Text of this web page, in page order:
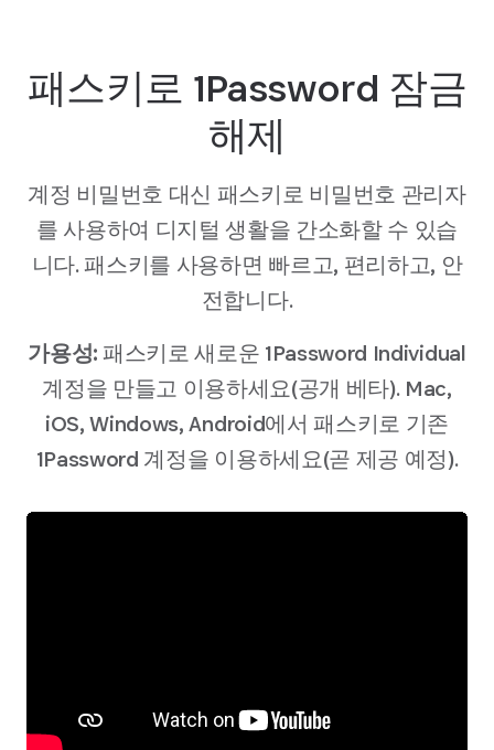
패스키로 1Password 잠금
해제
계정 비밀번호 대신 패스키로 비밀번호 관리자
를 사용하여 디지털 생활을 간소화할 수 있습
니다. 패스키를 사용하면 빠르고, 편리하고, 안
전합니다.
가용성:패스키로 새로운 1Password Individual
계정을 만들고 이용하세요(공개 베타). Mac,
iOS, Windows, Android에서 패스키로 기존
1Password 계정을 이용하세요(곧 제공 예정).